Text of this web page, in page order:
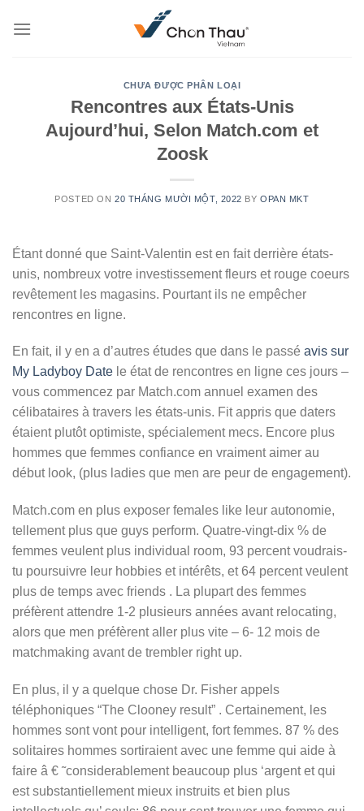
CHƯA ĐƯỢC PHÂN LOẠI
Rencontres aux États-Unis
Aujourd’hui, Selon Match.com et
Zoosk
POSTED ON 20 THÁNG MƯỜI MỘT, 2022 BYOPAN MKT
Étant donné que Saint-Valentin est en fait derrière états-
unis, nombreux votre investissement fleurs et rouge coeurs
revêtement les magasins. Pourtant ils ne empêcher
rencontres en ligne.
En fait, il y en a d’autres études que dans le passé avis sur
My Ladyboy Date le état de rencontres en ligne ces jours –
vous commencez par Match.com annuel examen des
célibataires à travers les états-unis. Fit appris que daters
étaient plutôt optimiste, spécialement mecs. Encore plus
hommes que femmes confiance en vraiment aimer au
début look, (plus ladies que men are peur de engagement).
Match.com en plus exposer females like leur autonomie,
tellement plus que guys perform. Quatre-vingt-dix % de
femmes veulent plus individual room, 93 percent voudrais-
tu poursuivre leur hobbies et intérêts, et 64 percent veulent
plus de temps avec friends . La plupart des femmes
préfèrent attendre 1-2 plusieurs années avant relocating,
alors que men préfèrent aller plus vite – 6- 12 mois de
matchmaking avant de trembler right up.
En plus, il y a quelque chose Dr. Fisher appels
téléphoniques “The Clooney result” . Certainement, les
hommes sont vont pour intelligent, fort femmes. 87 % des
solitaires hommes sortiraient avec une femme qui aide à
faire â € ˜considerablement beaucoup plus ‘argent et qui
est substantiellement mieux instruits et bien plus